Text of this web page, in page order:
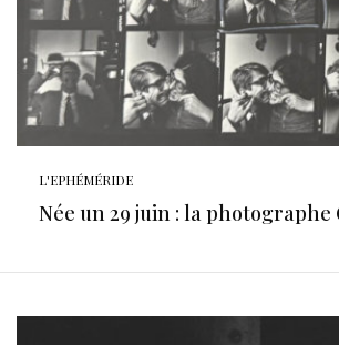
L'EPHÉMÉRIDE
Née un 29 juin : la photographe